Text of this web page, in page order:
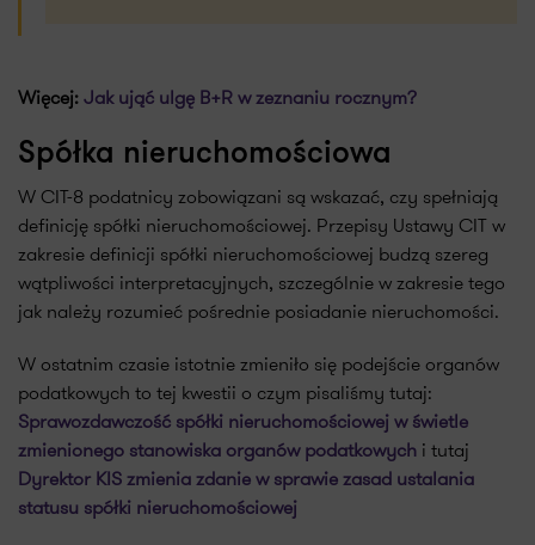
Więcej:Jak ująć ulgę B+R w zeznaniu rocznym?
Spółka nieruchomościowa
W CIT-8 podatnicy zobowiązani są wskazać, czy spełniają
definicję spółki nieruchomościowej. Przepisy Ustawy CIT w
zakresie definicji spółki nieruchomościowej budzą szereg
wątpliwości interpretacyjnych, szczególnie w zakresie tego
jak należy rozumieć pośrednie posiadanie nieruchomości.
W ostatnim czasie istotnie zmieniło się podejście organów
podatkowych to tej kwestii o czym pisaliśmy tutaj:
Sprawozdawczość spółki nieruchomościowej w świetle
zmienionego stanowiska organów podatkowych i tutaj
Dyrektor KIS zmienia zdanie w sprawie zasad ustalania
statusu spółki nieruchomościowej